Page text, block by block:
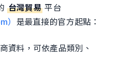
台灣貿易 平台
是最直接的官方起點：
資料，可依產品類別、